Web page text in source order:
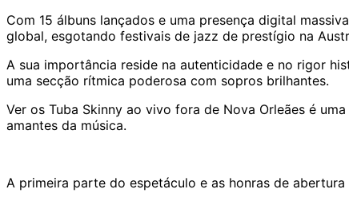
Com 15 álbuns lançados e uma presença digital
global, esgotando festivais de jazz de prestígio na
A sua importância reside na autenticidade e no rigor
uma secção rítmica poderosa com sopros brilhantes.
Ver os Tuba Skinny ao vivo fora de Nova Orleães é
amantes da música.
A primeira parte do espetáculo e as honras de